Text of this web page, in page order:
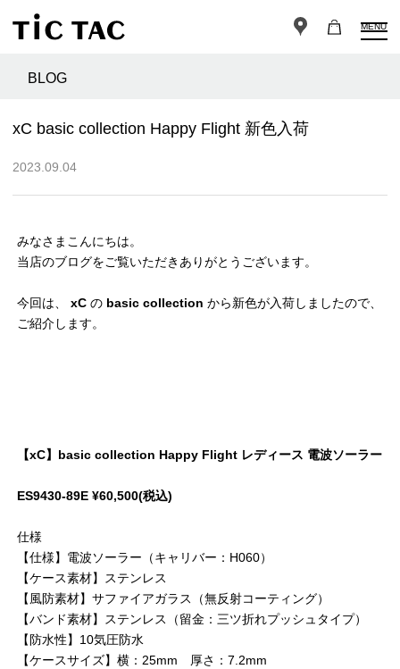
MENU
BLOG
xC basic collection Happy Flight 新色入荷
2023.09.04
みなさまこんにちは。
当店のブログをご覧いただきありがとうございます。
今回は、 xC の basic collection から新色が入荷しましたので、
ご紹介します。
【xC】basic collection Happy Flight レディース 電波ソーラー
ES9430-89E ¥60,500(税込)
仕様
【仕様】電波ソーラー（キャリバー：H060）
【ケース素材】ステンレス
【風防素材】サファイアガラス（無反射コーティング）
【バンド素材】ステンレス（留金：三ツ折れプッシュタイプ）
【防水性】10気圧防水
【ケースサイズ】横：25mm 厚さ：7.2mm